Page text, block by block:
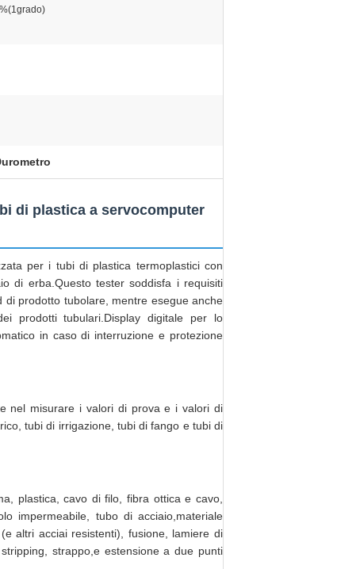
di plastica a servocomputer
per i tubi di plastica termoplastici con
di erba.Questo tester soddisfa i requisiti
prodotto tubolare, mentre esegue anche
prodotti tubulari.Display digitale per lo
in caso di interruzione e protezione
nel misurare i valori di prova e i valori di
tubi di irrigazione, tubi di fango e tubi di
plastica, cavo di filo, fibra ottica e cavo,
impermeabile, tubo di acciaio,materiale
altri acciai resistenti), fusione, lamiere di
strappo,e estensione a due punti